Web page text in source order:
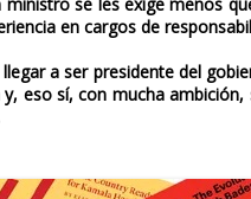
en cargos de
llegar a ser presidente del
eso sí, con mucha